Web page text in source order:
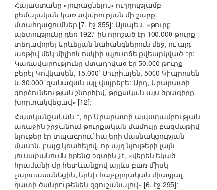
Հայաստանը «յուրացնելու» ուղղությամբ
քեմալական կառավարության մի շարք
մտահղացումներ [7, էջ 355]: Այսպես. «թուրք
պետությունը դեռ 1927-ին որոշած էր 100.000 թուրք
տեղավորել Արևելյան նահանգներուն մեջ, ու այդ
առթիվ մեկ միլիոն ոսկիի պյուտճե քվեարկված էր:
Կառավարությունը մտադրված էր 50.000 թուրք
բերել Կովկասեն, 15.000՝ Սուրիայեն, 5000 Կիպրոսեն
և 30.000՝ զանազան այլ վայրերե: Արդ, Արարատի
գործունեության շնորհիվ, թրքական այս ծրագիրը
խորտակվեցավ» [12]:
Հատկանշական է, որ Արարատի ապստամբության
առաջին շրջանում թուրքական մամուլը բազմաթիվ
նյութեր էր տպագրում հայերի մասնակցության
մասին, բայց կռահելով, որ այդ նյութերի լայն
լուսաբանումն իրենց օգտին չէ, «վերեն եկած
հրամանի մը հետևանքով այլևս բառ մ’իսկ
չարտասանեցին, երևի հայ-քրդական միացյալ
դատի ծանրութենեն զգուշանալով» [6, էջ 295]: